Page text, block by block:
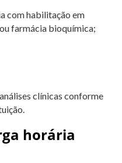
com habilitação em
farmácia bioquímica;
clínicas conforme
horária